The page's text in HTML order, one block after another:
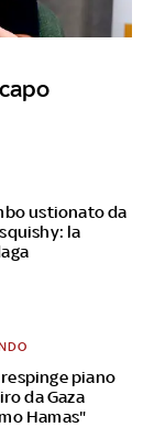
ustionato da
la
piano
da Gaza
Hamas"